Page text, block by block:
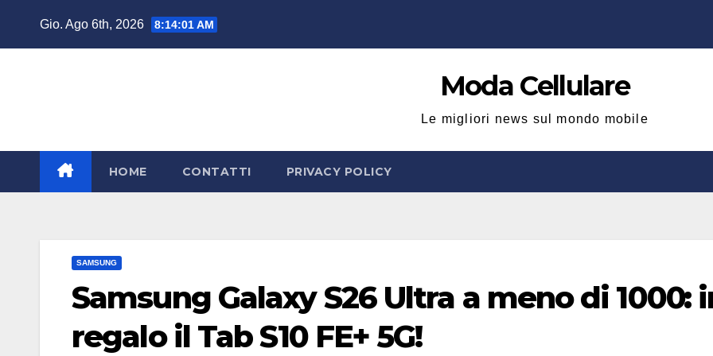
Gio. Ago 6th, 2026 8:14:01 AM
Moda Cellulare
Le migliori news sul mondo mobile
HOME CONTATTI PRIVACY POLICY
SAMSUNG
Samsung Galaxy S26 Ultra a meno di 1000:
regalo il Tab S10 FE+ 5G!